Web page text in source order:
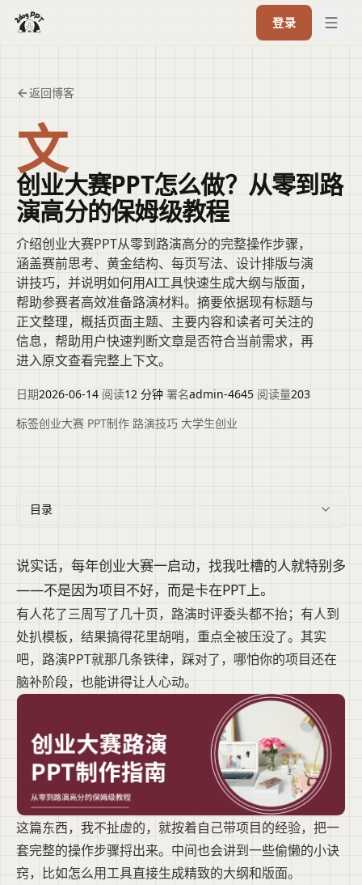
登录
返回博客
文
创业大赛PPT怎么做？从零到路
演高分的保姆级教程
介绍创业大赛PPT从零到路演高分的完整操作步骤，
涵盖赛前思考、黄金结构、每页写法、设计排版与演
讲技巧，并说明如何用AI工具快速生成大纲与版面，
帮助参赛者高效准备路演材料。摘要依据现有标题与
正文整理，概括页面主题、主要内容和读者可关注的
信息，帮助用户快速判断文章是否符合当前需求，再
进入原文查看完整上下文。
日期2026-06-14 阅读12 分钟 署名admin-4645 阅读量203
标签创业大赛 PPT制作 路演技巧 大学生创业
目录
说实话，每年创业大赛一启动，找我吐槽的人就特别多
——不是因为项目不好，而是卡在PPT上。
有人花了三周写了几十页，路演时评委头都不抬；有人到
处扒模板，结果搞得花里胡哨，重点全被压没了。其实
吧，路演PPT就那几条铁律，踩对了，哪怕你的项目还在
脑补阶段，也能讲得让人心动。
这篇东西，我不扯虚的，就按着自己带项目的经验，把一
套完整的操作步骤捋出来。中间也会讲到一些偷懒的小诀
窍，比如怎么用工具直接生成精致的大纲和版面。